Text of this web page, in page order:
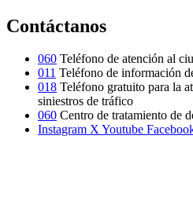
Contáctanos
060 Teléfono de atención al
011 Teléfono de información
018 Teléfono gratuito para la
siniestros de tráfico
060 Centro de tratamiento de
Instagram XYoutube